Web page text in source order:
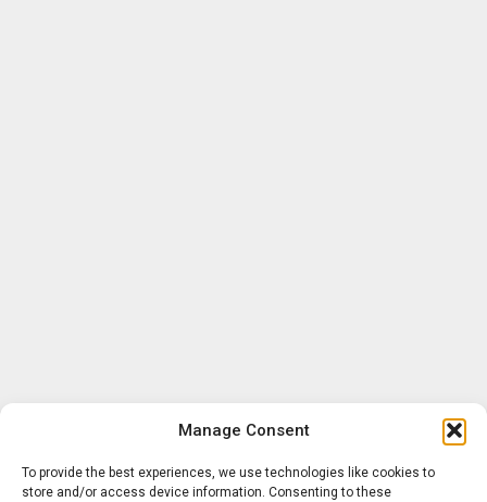
Manage Consent
To provide the best experiences, we use technologies like cookies to
store and/or access device information. Consenting to these